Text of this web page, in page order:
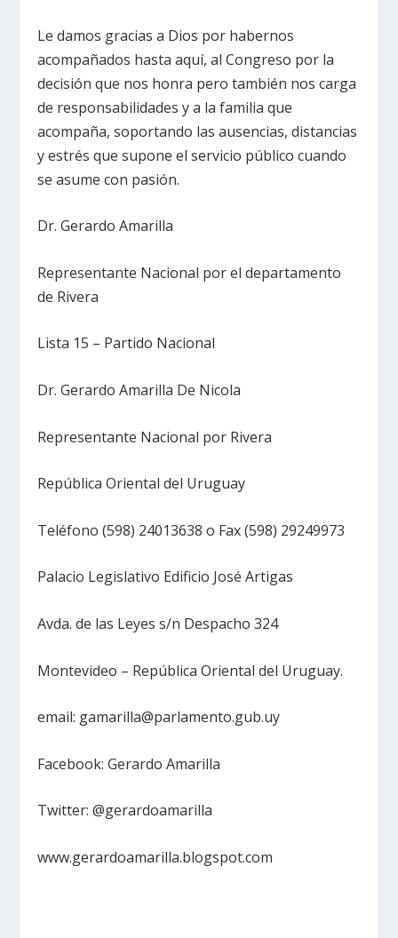
Le damos gracias a Dios por habernos
acompañados hasta aquí, al Congreso por la
decisión que nos honra pero también nos carga
de responsabilidades y a la familia que
acompaña, soportando las ausencias, distancias
y estrés que supone el servicio público cuando
se asume con pasión.
Dr. Gerardo Amarilla
Representante Nacional por el departamento
de Rivera
Lista 15 – Partido Nacional
Dr. Gerardo Amarilla De Nicola
Representante Nacional por Rivera
República Oriental del Uruguay
Teléfono (598) 24013638 o Fax (598) 29249973
Palacio Legislativo Edificio José Artigas
Avda. de las Leyes s/n Despacho 324
Montevideo – República Oriental del Uruguay.
email: gamarilla@parlamento.gub.uy
Facebook: Gerardo Amarilla
Twitter: @gerardoamarilla
www.gerardoamarilla.blogspot.com